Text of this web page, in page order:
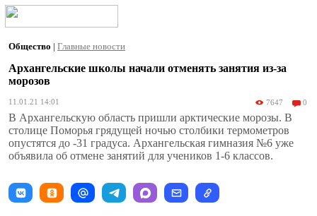
Общество | Главные новости
Архангельские школы начали отменять занятия из-за
морозов
11.01.21 14:01 7647 0
В Архангельскую область пришли арктические морозы. В
столице Поморья грядущей ночью столбики термометров
опустятся до -31 градуса. Архангельская гимназия №6 уже
объявила об отмене занятий для учеников 1-6 классов.